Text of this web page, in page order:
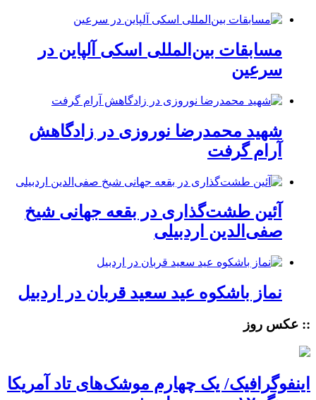
مسابقات بین‌المللی اسکی آلپاین در
سرعین
شهید محمدرضا نوروزی در زادگاهش
آرام گرفت
آئین طشت‌گذاری در بقعه جهانی شیخ
صفی‌الدین اردبیلی
نماز باشکوه عید سعید قربان در اردبیل
:: عکس روز
اینفوگرافیک/ یک چهارم موشک‌های تاد آمریکا